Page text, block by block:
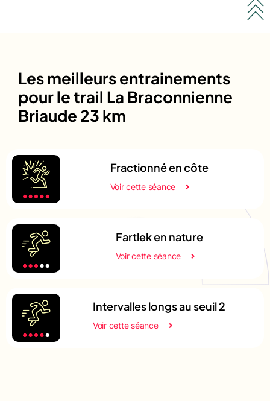
Les meilleurs entrainements
pour le trail La Braconnienne
Briaude 23 km
Fractionné en côte
Voir cette séance
Fartlek en nature
Voir cette séance
Intervalles longs au seuil 2
Voir cette séance